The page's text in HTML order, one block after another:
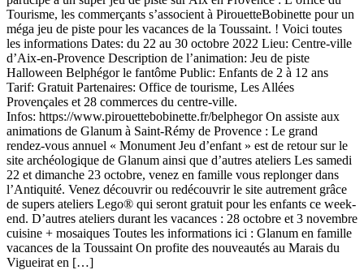
Tourisme, les commerçants s’associent à PirouetteBobinette pour un
méga jeu de piste pour les vacances de la Toussaint. ! Voici toutes
les informations Dates: du 22 au 30 octobre 2022 Lieu: Centre-ville
d’Aix-en-Provence Description de l’animation: Jeu de piste
Halloween Belphégor le fantôme Public: Enfants de 2 à 12 ans
Tarif: Gratuit Partenaires: Office de tourisme, Les Allées
Provençales et 28 commerces du centre-ville.
Infos: https://www.pirouettebobinette.fr/belphegor On assiste aux
animations de Glanum à Saint-Rémy de Provence : Le grand
rendez-vous annuel « Monument Jeu d’enfant » est de retour sur le
site archéologique de Glanum ainsi que d’autres ateliers Les samedi
22 et dimanche 23 octobre, venez en famille vous replonger dans
l’Antiquité. Venez découvrir ou redécouvrir le site autrement grâce
de supers ateliers Lego® qui seront gratuit pour les enfants ce week-
end. D’autres ateliers durant les vacances : 28 octobre et 3 novembre
cuisine + mosaiques Toutes les informations ici : Glanum en famille
vacances de la Toussaint On profite des nouveautés au Marais du
Vigueirat en […]